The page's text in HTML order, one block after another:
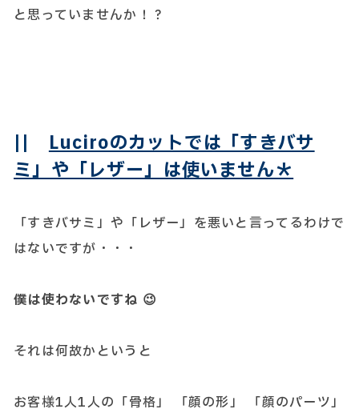
と思っていませんか！？
||Luciroのカットでは「すきバサ
ミ」や「レザー」は使いません＊
「すきバサミ」や「レザー」を悪いと言ってるわけで
はないですが・・・
僕は使わないですね 😉
それは何故かというと
お客様1人1人の「骨格」 「顔の形」 「顔のパーツ」